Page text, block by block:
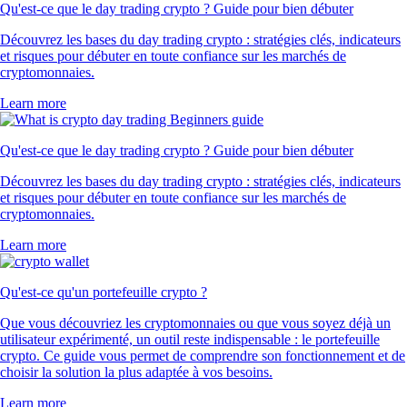
Qu'est-ce que le day trading crypto ? Guide pour bien débuter
Découvrez les bases du day trading crypto : stratégies clés, indicateurs
et risques pour débuter en toute confiance sur les marchés de
cryptomonnaies.
Learn more
Qu'est-ce que le day trading crypto ? Guide pour bien débuter
Découvrez les bases du day trading crypto : stratégies clés, indicateurs
et risques pour débuter en toute confiance sur les marchés de
cryptomonnaies.
Learn more
Qu'est-ce qu'un portefeuille crypto ?
Que vous découvriez les cryptomonnaies ou que vous soyez déjà un
utilisateur expérimenté, un outil reste indispensable : le portefeuille
crypto. Ce guide vous permet de comprendre son fonctionnement et de
choisir la solution la plus adaptée à vos besoins.
Learn more